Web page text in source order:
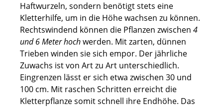
Haftwurzeln, sondern benötigt stets eine
Kletterhilfe, um in die Höhe wachsen zu können.
Rechtswindend können die Pflanzen zwischen 4
und 6 Meter hochwerden. Mit zarten, dünnen
Trieben winden sie sich empor. Der jährliche
Zuwachs ist von Art zu Art unterschiedlich.
Eingrenzen lässt er sich etwa zwischen 30 und
100 cm. Mit raschen Schritten erreicht die
Kletterpflanze somit schnell ihre Endhöhe. Das